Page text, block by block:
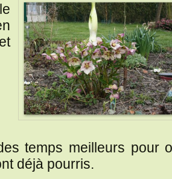
temps meilleurs pour
déjà pourris.